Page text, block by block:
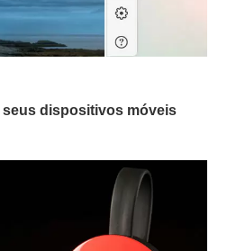
dispositivos móveis